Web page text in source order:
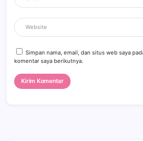
Simpan nama, email, dan situs web saya
komentar saya berikutnya.